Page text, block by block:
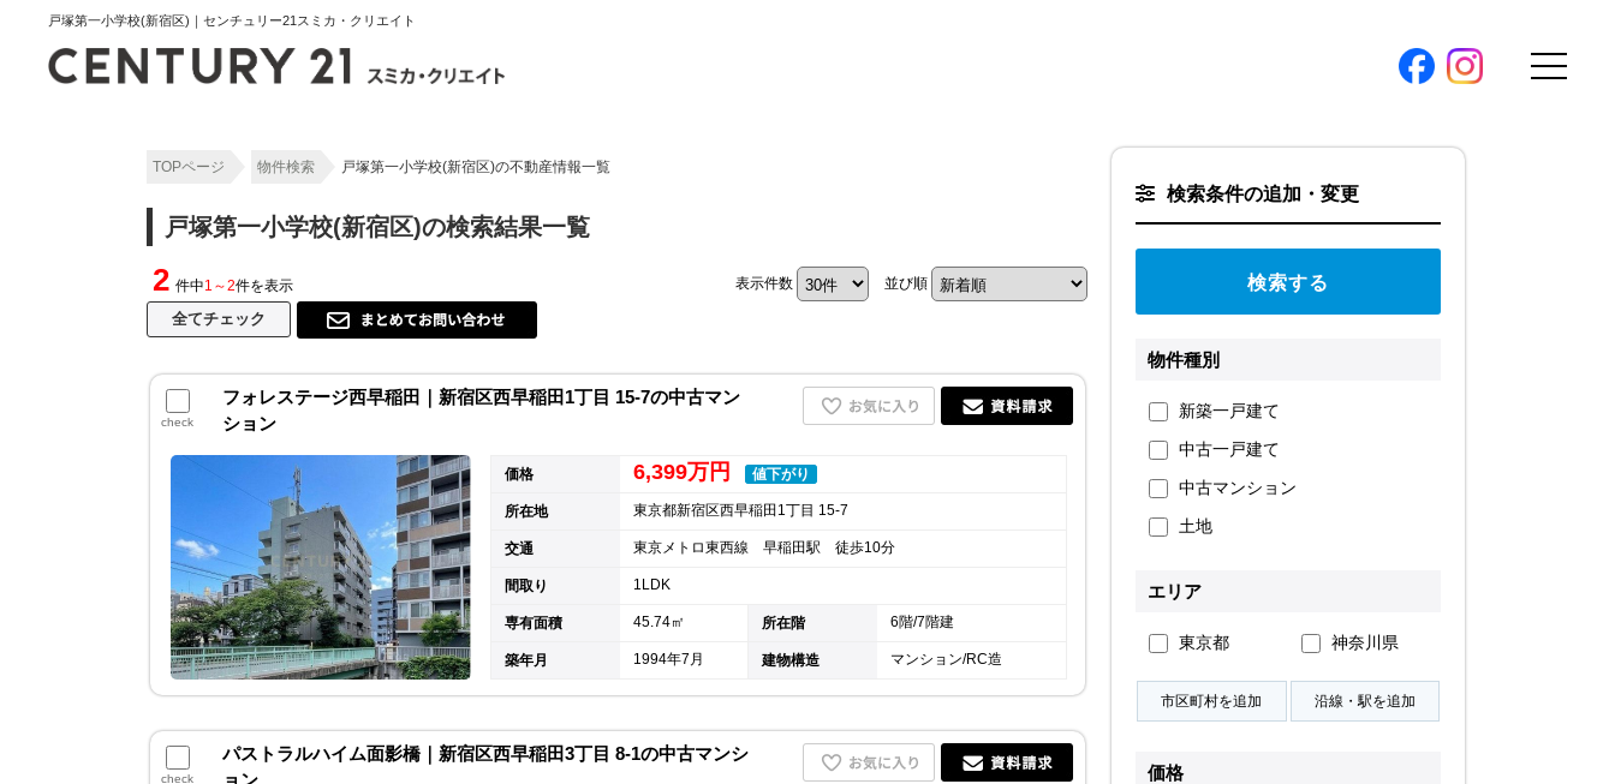
戸塚第一小学校(新宿区)｜センチュリー21スミカ・クリエイト
渋谷オフィス（本社）
スタッフ紹介
購入トップ
地図から探す
学区から探す
ログイン
お気に入り物件
物件閲覧履歴
TOPページ 物件検索 戸塚第一小学校(新宿区)の不動産情報一覧
戸塚第一小学校(新宿区)の検索結果一覧
2 件中1～2件を表示 表示件数 並び順
check
フォレステージ西早稲田｜新宿区西早稲田1丁目 15-7の中古マン
ション
価格 6,399万円 値下がり
所在地 東京都新宿区西早稲田1丁目 15-7
交通 東京メトロ東西線 早稲田駅 徒歩10分
間取り 1LDK
専有面積 45.74㎡ 所在階 6階/7階建
築年月 1994年7月 建物構造 マンション/RC造
check
パストラルハイム面影橋｜新宿区西早稲田3丁目 8-1の中古マンシ
検索条件の追加・変更
物件種別
新築一戸建て
中古一戸建て
中古マンション
土地
エリア
東京都 神奈川県
価格